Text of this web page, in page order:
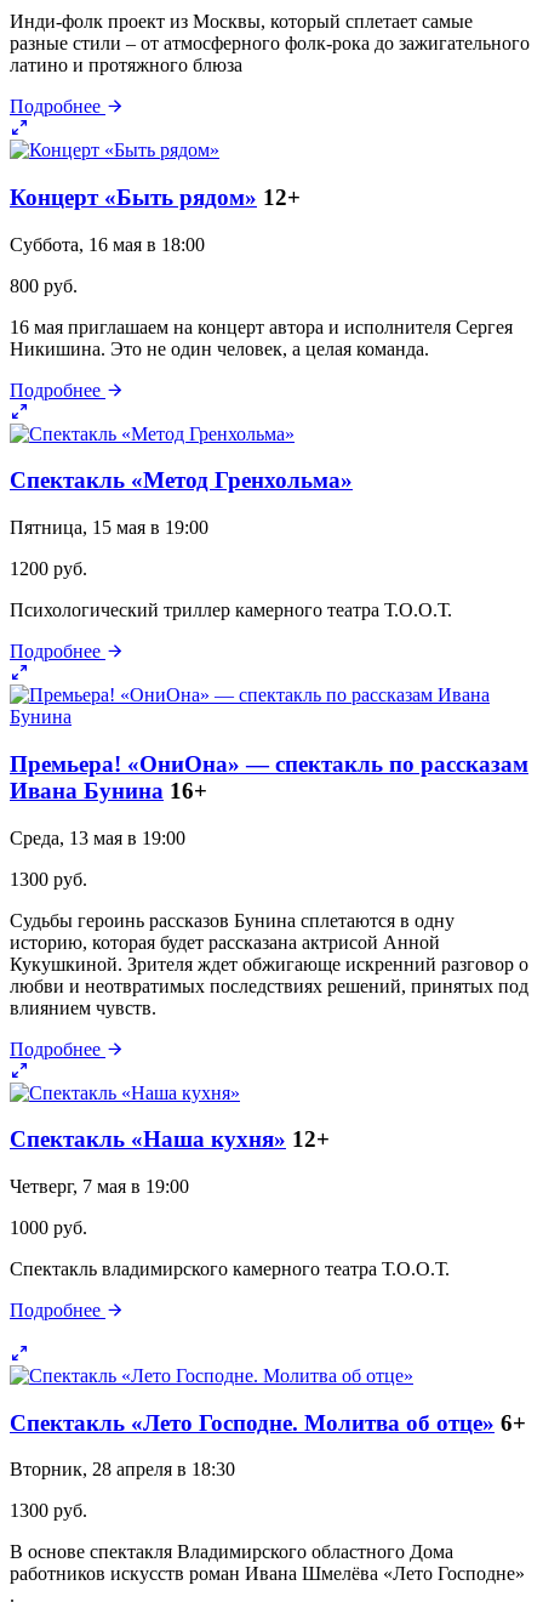
Инди-фолк проект из Москвы, который сплетает самые
разные стили – от атмосферного фолк-рока до зажигательного
латино и протяжного блюза
Подробнее
Концерт «Быть рядом» 12+
Суббота, 16 мая в 18:00
800 руб.
16 мая приглашаем на концерт автора и исполнителя Сергея
Никишина. Это не один человек, а целая команда.
Подробнее
Спектакль «Метод Гренхольма»
Пятница, 15 мая в 19:00
1200 руб.
Психологический триллер камерного театра Т.О.О.Т.
Подробнее
Премьера! «ОниОна» — спектакль по рассказам
Ивана Бунина 16+
Среда, 13 мая в 19:00
1300 руб.
Судьбы героинь рассказов Бунина сплетаются в одну
историю, которая будет рассказана актрисой Анной
Кукушкиной. Зрителя ждет обжигающе искренний разговор о
любви и неотвратимых последствиях решений, принятых под
влиянием чувств.
Подробнее
Спектакль «Наша кухня» 12+
Четверг, 7 мая в 19:00
1000 руб.
Спектакль владимирского камерного театра Т.О.О.Т.
Подробнее
Спектакль «Лето Господне. Молитва об отце» 6+
Вторник, 28 апреля в 18:30
1300 руб.
В основе спектакля Владимирского областного Дома
работников искусств роман Ивана Шмелёва «Лето Господне»
.